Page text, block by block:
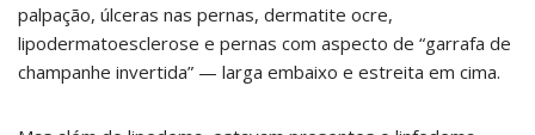
palpação, úlceras nas pernas, dermatite ocre,
lipodermatoesclerose e pernas com aspecto de “garrafa de
champanhe invertida” — larga embaixo e estreita em cima.